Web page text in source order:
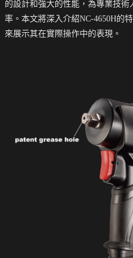
的設計和強大的性能，為專業技
率。本文將深入介紹NC-4650H的
來展示其在實際操作中的表現。